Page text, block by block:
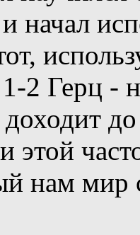
начал
2 Герц -
этой
нам мир